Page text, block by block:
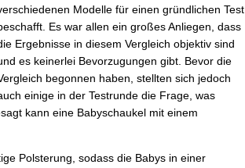
Modelle für einen gründlichen Test
Es war allen ein großes Anliegen, dass
Ergebnisse in diesem Vergleich objektiv sind
es keinerlei Bevorzugungen gibt. Bevor die
begonnen haben, stellten sich jedoch
einige in der Testrunde die Frage, was
kann eine Babyschaukel mit einem
Polsterung, sodass die Babys in einer